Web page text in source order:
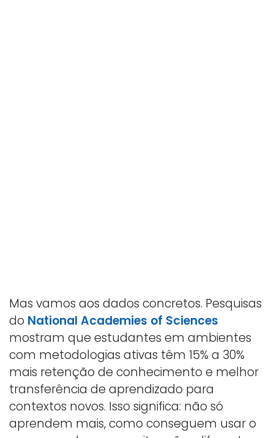
Mas vamos aos dados concretos. Pesquisas
do National Academies of Sciences
mostram que estudantes em ambientes
com metodologias ativas têm 15% a 30%
mais retenção de conhecimento e melhor
transferência de aprendizado para
contextos novos. Isso significa: não só
aprendem mais, como conseguem usar o